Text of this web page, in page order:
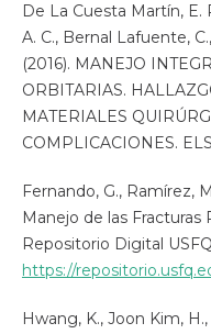
De La Cuesta Martín, E.
A. C., Bernal Lafuente,
(2016). MANEJO
ORBITARIAS.
MATERIALES
COMPLICACIONES.
Fernando, G., Ramírez,
Manejo de las Fracturas
Repositorio Digital
https://
Hwang, K., Joon Kim,